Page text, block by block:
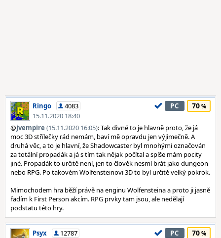
Ringo
4083
15.11.2020 18:40
PC 70
@jvempire (15.11.2020 16:05): Tak divné to je hlavně proto, že já
moc 3D střílečky rád nemám, baví mě opravdu jen výjimečně. A
druhá věc, a to je hlavní, že Shadowcaster byl mnohými označován
za totální propadák a já s tím tak nějak počítal a spíše mám pocity
jiné. Propadák to určitě není, jen to člověk nesmí brát jako dungeon
nebo RPG. Po takovém Wolfensteinovi 3D to byl určitě velký pokrok.
Mimochodem hra běží právě na enginu Wolfensteina a proto ji jasně
řadím k First Person akcím. RPG prvky tam jsou, ale nedělají
podstatu této hry.
Psyx
12787
PC 70